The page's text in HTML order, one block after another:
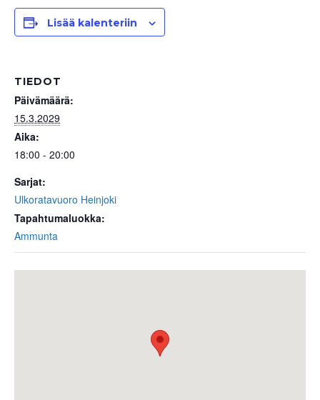
Lisää kalenteriin
TIEDOT
Päivämäärä:
15.3.2029
Aika:
18:00 - 20:00
Sarjat:
Ulkoratavuoro Heinjoki
Tapahtumaluokka:
Ammunta